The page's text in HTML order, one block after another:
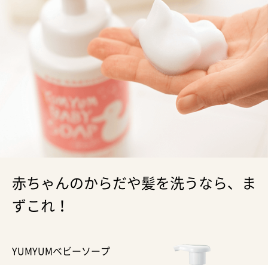
赤ちゃんのからだや髪を洗うなら、ま
ずこれ！
YUMYUMベビーソープ